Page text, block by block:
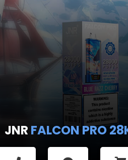
JNR FALCON PRO